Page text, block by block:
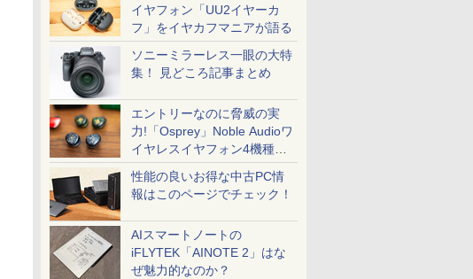
イヤフォン「UU2イヤーカ
フ」をイヤカフマニアが語る
ソニーミラーレス一眼の大特
集！ 見どころ記事まとめ
エントリーなのに脅威の実
力!「Osprey」Noble Audioワ
イヤレスイヤフォン4機種を
一気に聴く
性能の良いお得な中古PC情
報はこのページでチェック！
AIスマートノートの
iFLYTEK「AINOTE 2」はな
ぜ魅力的なのか？